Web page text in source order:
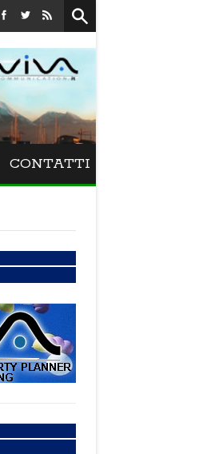
- La direttrice lucchese Beatrice
CONTATTI